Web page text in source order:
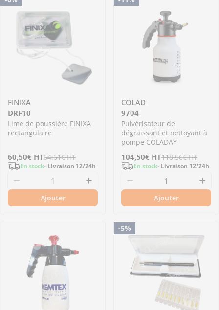
FINIXA
DRF10
Lime de poussière FINIXA
rectangulaire
Prix
de
vente
60,50€ HT
Prix
régulier
64,61€HT
En stock- Livraison 12/24h
Diminuer la quantité pour DRF10 - Lime de
Augmenter la quantité pour
Ajouter
COLAD
9704
Pulvérisateur de
dégraissant et nettoyant à
pompe COLADAY
Prix
de
vente
104,50€ HT
Prix
régulier
118,56€HT
En stock- Livraison 12/24h
Diminuer la
Ajouter
-5%